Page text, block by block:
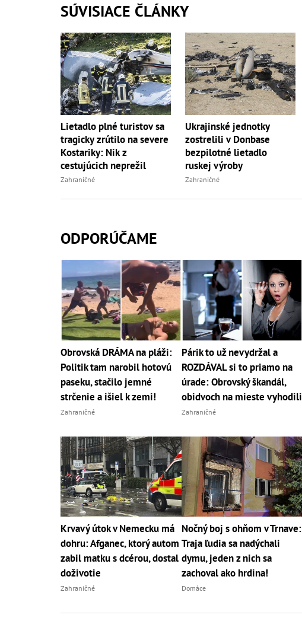
SÚVISIACE ČLÁNKY
Lietadlo plné turistov sa
tragicky zrútilo na severe
Kostariky: Nik z
cestujúcich neprežil
Zahraničné
Ukrajinské jednotky
zostrelili v Donbase
bezpilotné lietadlo
ruskej výroby
Zahraničné
ODPORÚČAME
Obrovská DRÁMA na pláži:
Politik tam narobil hotovú
paseku, stačilo jemné
strčenie a išiel k zemi!
Zahraničné
Párik to už nevydržal a
ROZDÁVAL si to priamo na
úrade: Obrovský škandál,
obidvoch na mieste vyhodili
Zahraničné
Krvavý útok v Nemecku má
dohru: Afganec, ktorý autom
zabil matku s dcérou, dostal
doživotie
Zahraničné
Nočný boj s ohňom v Trnave:
Traja ľudia sa nadýchali
dymu, jeden z nich sa
zachoval ako hrdina!
Domáce